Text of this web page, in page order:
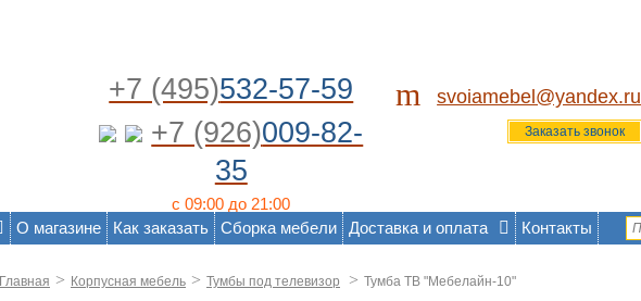
+7 (495)532-57-59
+7 (926)009-82-
35
с 09:00 до 21:00
m svoiamebel@yandex.ru
Заказать звонок
О магазине Как заказать Сборка мебели Доставка и оплата Контакты
Главная > Корпусная мебель > Тумбы под телевизор > Тумба ТВ "Мебелайн-10"